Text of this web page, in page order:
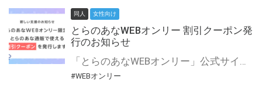
同人 女性向け
とらのあなWEBオンリー 割引クーポン発
行のお知らせ
「とらのあなWEBオンリー」公式サイトでとらのあな通販の「割引クーポン」を配布中！ イベントごとに開催当日限定で使える割引クーポンのシリアルコードを発行します。 とらのあなWEBオンリーのページをチェックして、イベント当日にお得にお買い物を楽しみましょう♪ ※本キャンペーンは予告なく終了する場合がございます。 とらのあなWEBオンリーサイトはこちら
#WEBオンリー